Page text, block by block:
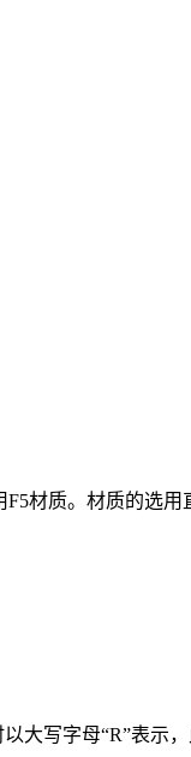
材质。材质的选用
大写字母“R”表示